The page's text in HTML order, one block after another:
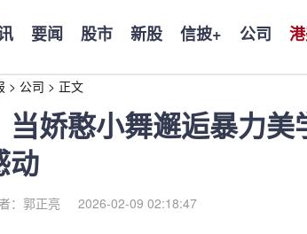
要闻 股市 新股 信披+ 公司
> 公司 > 正文
当娇憨小舞邂逅暴力美
动
：郭正亮 2026-02-09 02:18:47